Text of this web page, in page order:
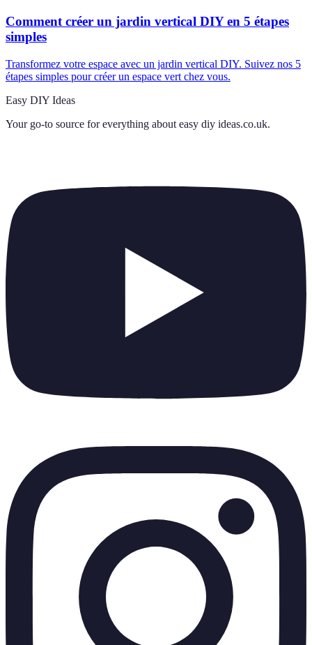
Comment créer un jardin vertical DIY en 5 étapes
simples
Transformez votre espace avec un jardin vertical DIY. Suivez nos 5
étapes simples pour créer un espace vert chez vous.
Easy DIY Ideas
Your go-to source for everything about easy diy ideas.co.uk.